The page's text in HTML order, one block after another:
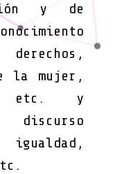
y de
la mujer,
etc. y
discurso
igualdad,